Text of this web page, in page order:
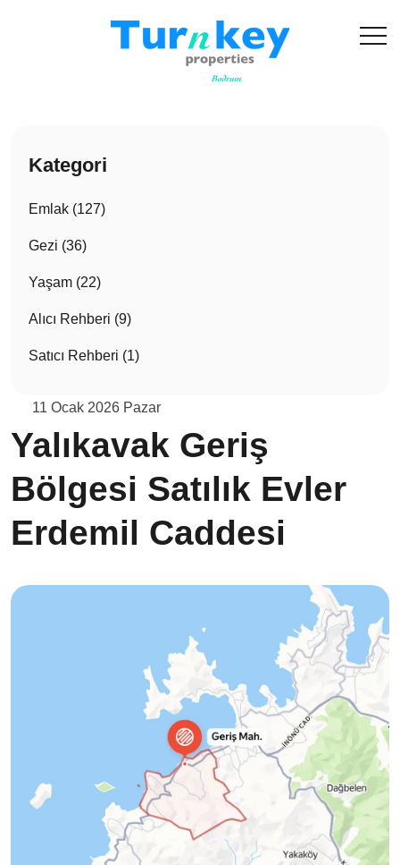
Kategori
Emlak (127)
Gezi (36)
Yaşam (22)
Alıcı Rehberi (9)
Satıcı Rehberi (1)
11 Ocak 2026 Pazar
Yalıkavak Geriş
Bölgesi Satılık Evler
Erdemil Caddesi